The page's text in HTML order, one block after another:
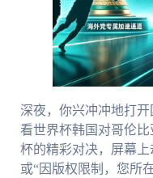
深夜，你兴冲冲地打
看世界杯韩国对哥伦
杯的精彩对决，屏幕
或“因版权限制，您所